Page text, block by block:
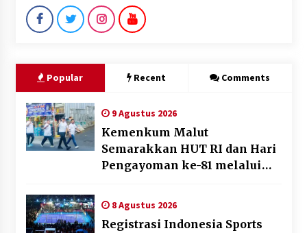
Popular Recent Comments
9 Agustus 2026
Kemenkum Malut
Semarakkan HUT RI dan Hari
Pengayoman ke-81 melalui
8 Agustus 2026
Registrasi Indonesia Sports